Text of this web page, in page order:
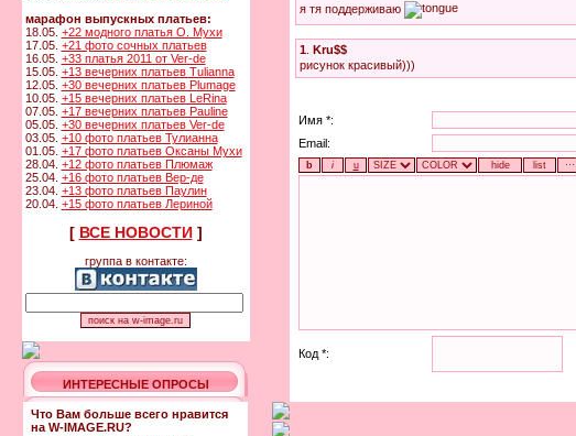
марафон выпускных платьев:
18.05. +22 модного платья О. Мухи
17.05. +21 фото сочных платьев
16.05. +33 платья 2011 от Ver-de
15.05. +13 вечерних платьев Tulianna
12.05. +30 вечерних платьев Plumage
10.05. +15 вечерних платьев LeRina
07.05. +17 вечерних платьев Pauline
05.05. +30 вечерних платьев Ver-de
03.05. +10 фото платьев Тулианна
01.05. +17 фото платьев Оксаны Мухи
28.04. +12 фото платьев Плюмаж
25.04. +16 фото платьев Вер-де
23.04. +13 фото платьев Паулин
20.04. +15 фото платьев Лериной
[ ВСЕ НОВОСТИ]
группа в контакте:
ИНТЕРЕСНЫЕ ОПРОСЫ
Что Вам больше всего нравится
на W-IMAGE.RU?
я тя поддерживаю
1 Kru$$
рисунок красивый)))
Имя *:
Email:
Код *: